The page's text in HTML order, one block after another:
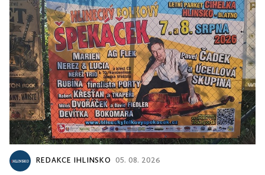
REDAKCE IHLINSKO 05. 08. 2026